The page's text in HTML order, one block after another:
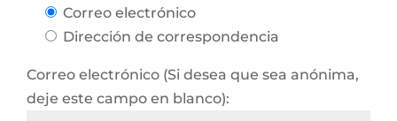
Correo electrónico
Dirección de correspondencia
Correo electrónico (Si desea que sea anónima,
deje este campo en blanco):